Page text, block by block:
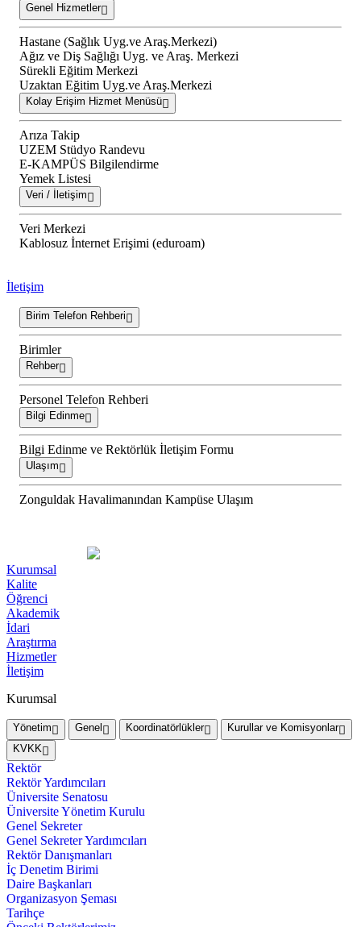
Genel Hizmetler
Hastane (Sağlık Uyg.ve Araş.Merkezi)
Ağız ve Diş Sağlığı Uyg. ve Araş. Merkezi
Sürekli Eğitim Merkezi
Uzaktan Eğitim Uyg.ve Araş.Merkezi
Kolay Erişim Hizmet Menüsü
Arıza Takip
UZEM Stüdyo Randevu
E-KAMPÜS Bilgilendirme
Yemek Listesi
Veri / İletişim
Veri Merkezi
Kablosuz İnternet Erişimi (eduroam)
İletişim
Birim Telefon Rehberi
Birimler
Rehber
Personel Telefon Rehberi
Bilgi Edinme
Bilgi Edinme ve Rektörlük İletişim Formu
Ulaşım
Zonguldak Havalimanından Kampüse Ulaşım
Kurumsal
Kalite
Öğrenci
Akademik
İdari
Araştırma
Hizmetler
İletişim
Kurumsal
Yönetim Genel Koordinatörlükler
Kurullar ve Komisyonlar
KVKK
Rektör
Rektör Yardımcıları
Üniversite Senatosu
Üniversite Yönetim Kurulu
Genel Sekreter
Genel Sekreter Yardımcıları
Rektör Danışmanları
İç Denetim Birimi
Daire Başkanları
Organizasyon Şeması
Tarihçe